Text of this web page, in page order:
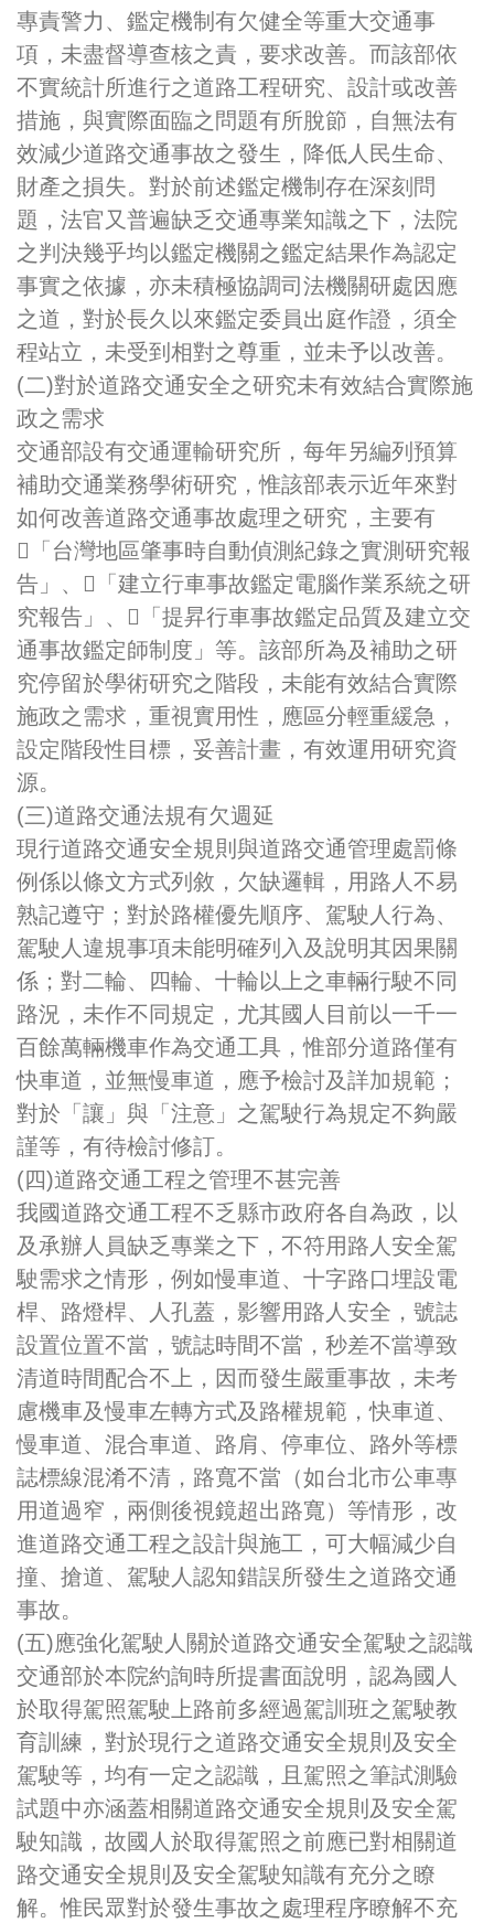
專責警力、鑑定機制有欠健全等重大交通事
項，未盡督導查核之責，要求改善。而該部依
不實統計所進行之道路工程研究、設計或改善
措施，與實際面臨之問題有所脫節，自無法有
效減少道路交通事故之發生，降低人民生命、
財產之損失。對於前述鑑定機制存在深刻問
題，法官又普遍缺乏交通專業知識之下，法院
之判決幾乎均以鑑定機關之鑑定結果作為認定
事實之依據，亦未積極協調司法機關研處因應
之道，對於長久以來鑑定委員出庭作證，須全
程站立，未受到相對之尊重，並未予以改善。
(二)對於道路交通安全之研究未有效結合實際施
政之需求
交通部設有交通運輸研究所，每年另編列預算
補助交通業務學術研究，惟該部表示近年來對
如何改善道路交通事故處理之研究，主要有
「台灣地區肇事時自動偵測紀錄之實測研究報
告」、「建立行車事故鑑定電腦作業系統之研
究報告」、「提昇行車事故鑑定品質及建立交
通事故鑑定師制度」等。該部所為及補助之研
究停留於學術研究之階段，未能有效結合實際
施政之需求，重視實用性，應區分輕重緩急，
設定階段性目標，妥善計畫，有效運用研究資
源。
(三)道路交通法規有欠週延
現行道路交通安全規則與道路交通管理處罰條
例係以條文方式列敘，欠缺邏輯，用路人不易
熟記遵守；對於路權優先順序、駕駛人行為、
駕駛人違規事項未能明確列入及說明其因果關
係；對二輪、四輪、十輪以上之車輛行駛不同
路況，未作不同規定，尤其國人目前以一千一
百餘萬輛機車作為交通工具，惟部分道路僅有
快車道，並無慢車道，應予檢討及詳加規範；
對於「讓」與「注意」之駕駛行為規定不夠嚴
謹等，有待檢討修訂。
(四)道路交通工程之管理不甚完善
我國道路交通工程不乏縣市政府各自為政，以
及承辦人員缺乏專業之下，不符用路人安全駕
駛需求之情形，例如慢車道、十字路口埋設電
桿、路燈桿、人孔蓋，影響用路人安全，號誌
設置位置不當，號誌時間不當，秒差不當導致
清道時間配合不上，因而發生嚴重事故，未考
慮機車及慢車左轉方式及路權規範，快車道、
慢車道、混合車道、路肩、停車位、路外等標
誌標線混淆不清，路寬不當（如台北市公車專
用道過窄，兩側後視鏡超出路寬）等情形，改
進道路交通工程之設計與施工，可大幅減少自
撞、搶道、駕駛人認知錯誤所發生之道路交通
事故。
(五)應強化駕駛人關於道路交通安全駕駛之認識
交通部於本院約詢時所提書面說明，認為國人
於取得駕照駕駛上路前多經過駕訓班之駕駛教
育訓練，對於現行之道路交通安全規則及安全
駕駛等，均有一定之認識，且駕照之筆試測驗
試題中亦涵蓋相關道路交通安全規則及安全駕
駛知識，故國人於取得駕照之前應已對相關道
路交通安全規則及安全駕駛知識有充分之瞭
解。惟民眾對於發生事故之處理程序瞭解不充